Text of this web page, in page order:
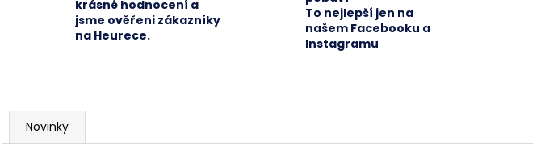
krásné hodnocení a
jsme ověřeni zákazníky
na Heurece.
To nejlepší jen na
našem Facebooku a
Instagramu
Novinky